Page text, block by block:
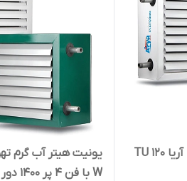
یونیت هیتر آب گرم تهویه آریا TU 120
W با فن 4 پر 1400 دور